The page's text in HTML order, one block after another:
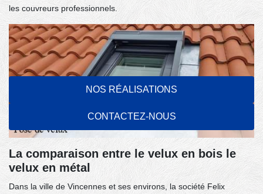
NOS RÉALISATIONS
CONTACTEZ-NOUS
les couvreurs professionnels.
La comparaison entre le velux en bois le
velux en métal
Dans la ville de Vincennes et ses environs, la société Felix